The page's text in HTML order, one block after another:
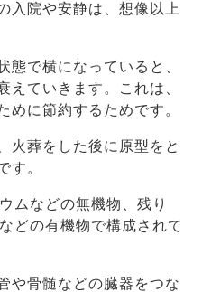
入院や安静は、想像以上
態で横になっていると、
えていきます。これは、
めに節約するためです。
火葬をした後に原型をと
す。
ムなどの無機物、残り
どの有機物で構成されて
や骨髄などの臓器をつな